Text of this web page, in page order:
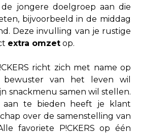
jongere doelgroep aan die
bijvoorbeeld in de middag
Deze invulling van je rustige
extra omzet op.
richt zich met name op
van het leven wil
snackmenu samen wil stellen.
aan te bieden heeft je klant
over de samenstelling van
favoriete P!CKERS op één